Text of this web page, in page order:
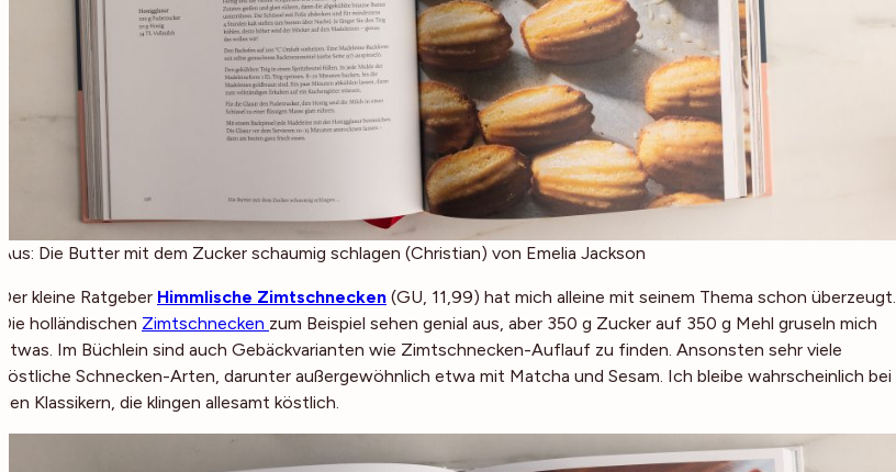
Aus: Die Butter mit dem Zucker schaumig schlagen (Christian) von Emelia Jackson
Der kleine Ratgeber Himmlische Zimtschnecken (GU, 11,99) hat mich alleine mit seinem Thema schon überzeugt.
Die holländischen Zimtschnecken zum Beispiel sehen genial aus, aber 350 g Zucker auf 350 g Mehl gruseln mich
etwas. Im Büchlein sind auch Gebäckvarianten wie Zimtschnecken-Auflauf zu finden. Ansonsten sehr viele
köstliche Schnecken-Arten, darunter außergewöhnlich etwa mit Matcha und Sesam. Ich bleibe wahrscheinlich bei
den Klassikern, die klingen allesamt köstlich.